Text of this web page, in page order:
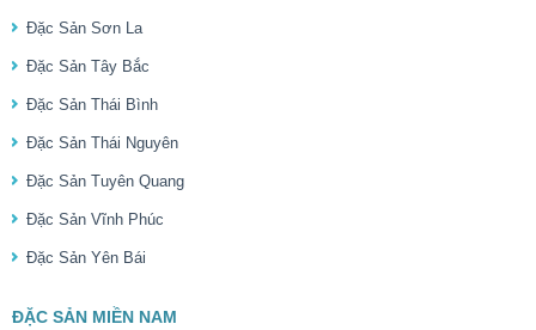
Đặc Sản Sơn La
Đặc Sản Tây Bắc
Đặc Sản Thái Bình
Đặc Sản Thái Nguyên
Đặc Sản Tuyên Quang
Đặc Sản Vĩnh Phúc
Đặc Sản Yên Bái
ĐẶC SẢN MIỀN NAM